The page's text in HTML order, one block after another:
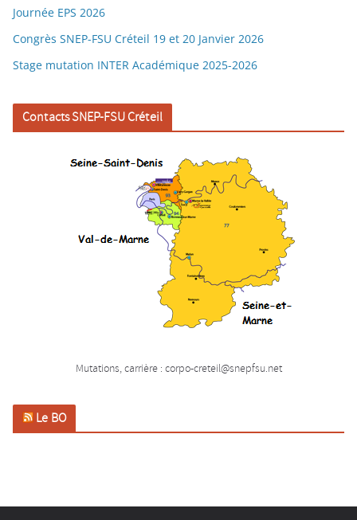
Journée EPS 2026
Congrès SNEP-FSU Créteil 19 et 20 Janvier 2026
Stage mutation INTER Académique 2025-2026
Contacts SNEP-FSU Créteil
Mutations, carrière : corpo-creteil@snepfsu.net
Le BO